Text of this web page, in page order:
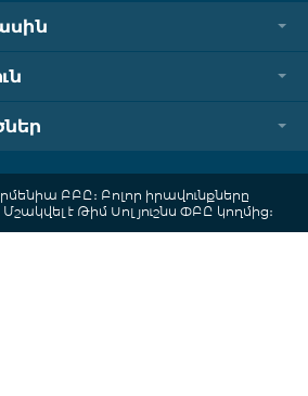
ԲԲԸ։ Բոլոր իրավունքները
է Թիմ Սոլյուշնս ՓԲԸ կողմից։